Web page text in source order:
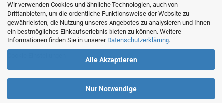
Wir verwenden Cookies und ähnliche Technologien, auch von
Drittanbietern, um die ordentliche Funktionsweise der Website zu
gewährleisten, die Nutzung unseres Angebotes zu analysieren und Ihnen
ein bestmögliches Einkaufserlebnis bieten zu können. Weitere
Informationen finden Sie in unserer Datenschutzerklärung.
Alle Akzeptieren
Nur Notwendige
Partnerseiten
AGB
Datenschutz